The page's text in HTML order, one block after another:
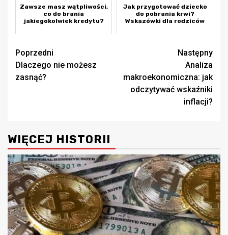
Zawsze masz wątpliwości,
co do brania
jakiegokolwiek kredytu?
Jak przygotować dziecko
do pobrania krwi?
Wskazówki dla rodziców
Zobacz
wpisy
Poprzedni
Dlaczego nie możesz
zasnąć?
Następny
Analiza
makroekonomiczna: jak
odczytywać wskaźniki
inflacji?
WIĘCEJ HISTORII